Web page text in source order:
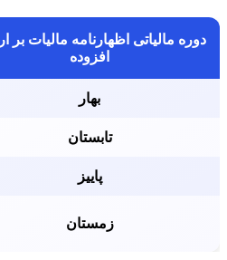
دوره مالیاتی اظهارنامه مالیات بر
افزوده
بهار
تابستان
پاییز
زمستان